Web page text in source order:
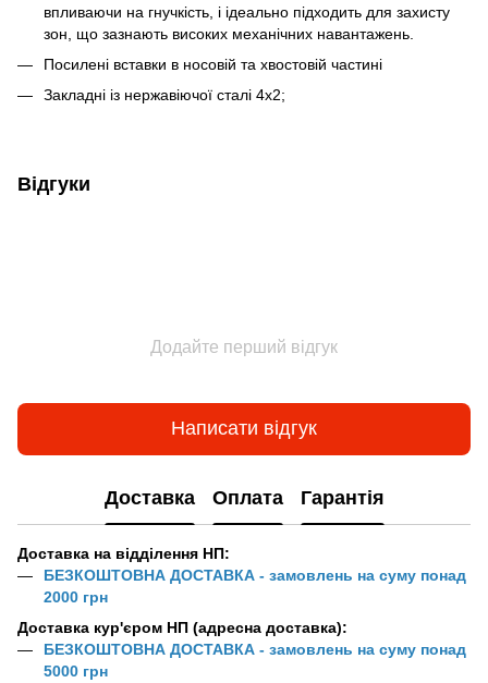
впливаючи на гнучкість, і ідеально підходить для захисту
зон, що зазнають високих механічних навантажень.
Посилені вставки в носовій та хвостовій частині
Закладні із нержавіючої сталі 4х2;
Відгуки
Додайте перший відгук
Написати відгук
Доставка Оплата Гарантія
Доставка на відділення НП:
БЕЗКОШТОВНА ДОСТАВКА - замовлень на суму понад
2000 грн
Доставка кур'єром НП (адресна доставка):
БЕЗКОШТОВНА ДОСТАВКА - замовлень на суму понад
5000 грн